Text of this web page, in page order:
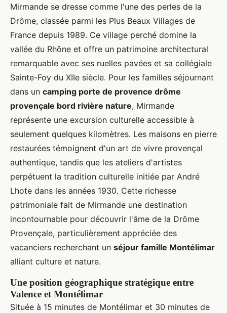
Mirmande se dresse comme l'une des perles de la
Drôme, classée parmi les Plus Beaux Villages de
France depuis 1989. Ce village perché domine la
vallée du Rhône et offre un patrimoine architectural
remarquable avec ses ruelles pavées et sa collégiale
Sainte-Foy du XIIe siècle. Pour les familles séjournant
dans un camping porte de provence drôme
provençale bord rivière nature, Mirmande
représente une excursion culturelle accessible à
seulement quelques kilomètres. Les maisons en pierre
restaurées témoignent d'un art de vivre provençal
authentique, tandis que les ateliers d'artistes
perpétuent la tradition culturelle initiée par André
Lhote dans les années 1930. Cette richesse
patrimoniale fait de Mirmande une destination
incontournable pour découvrir l'âme de la Drôme
Provençale, particulièrement appréciée des
vacanciers recherchant un séjour famille Montélimar
alliant culture et nature.
Une position géographique stratégique entre
Valence et Montélimar
Située à 15 minutes de Montélimar et 30 minutes de